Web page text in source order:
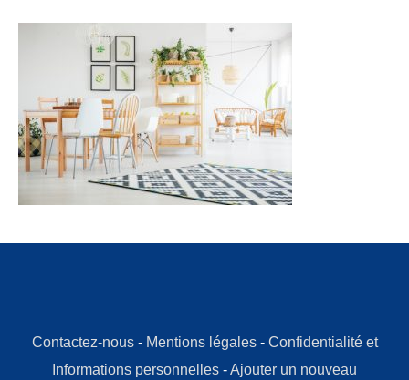
Contactez-nous- Mentions légales- Confidentialité et
Informations personnelles -Ajouter un nouveau